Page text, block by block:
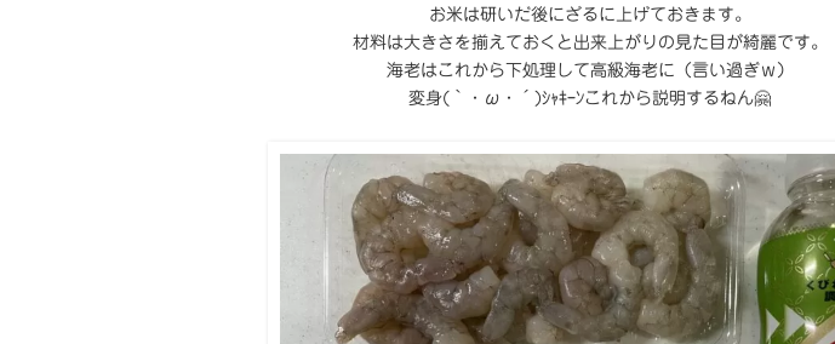
お米は研いだ後にざるに上げておきます。
材料は大きさを揃えておくと出来上がりの見た目が綺麗です。
海老はこれから下処理して高級海老に（言い過ぎｗ）
変身(｀・ω・´)ｼｬｷｰﾝこれから説明するねん🤗